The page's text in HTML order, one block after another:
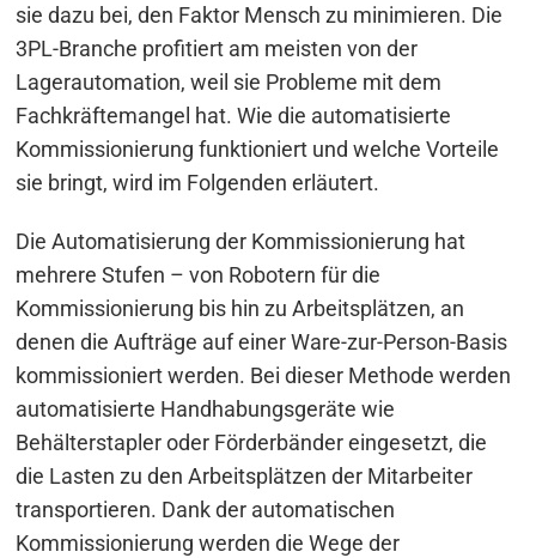
sie dazu bei, den Faktor Mensch zu minimieren. Die
3PL-Branche profitiert am meisten von der
Lagerautomation, weil sie Probleme mit dem
Fachkräftemangel hat. Wie die automatisierte
Kommissionierung funktioniert und welche Vorteile
sie bringt, wird im Folgenden erläutert.
Die Automatisierung der Kommissionierung hat
mehrere Stufen – von Robotern für die
Kommissionierung bis hin zu Arbeitsplätzen, an
denen die Aufträge auf einer Ware-zur-Person-Basis
kommissioniert werden. Bei dieser Methode werden
automatisierte Handhabungsgeräte wie
Behälterstapler oder Förderbänder eingesetzt, die
die Lasten zu den Arbeitsplätzen der Mitarbeiter
transportieren. Dank der automatischen
Kommissionierung werden die Wege der